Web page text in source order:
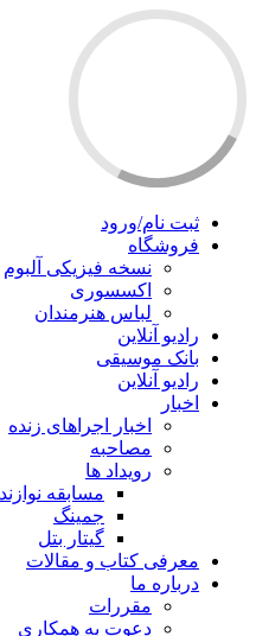
ثبت نام/ورود
فروشگاه
نسخه فیزیکی آلبوم
اکسسوری
لباس هنرمندان
رادیو آنلاین
بانک موسیقی
رادیو آنلاین
اخبار
اخبار اجراهای زنده
مصاحبه
رویداد ها
مسابقه
جمینگ
گیتار بتل
معرفی کتاب و مقالات
درباره ما
مقررات
دعوت به همکاری